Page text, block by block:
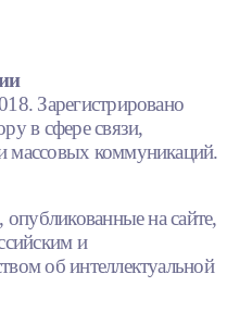
Зарегистрировано
в сфере связи,
массовых коммуникаций.
на сайте,
и
об интеллектуальной